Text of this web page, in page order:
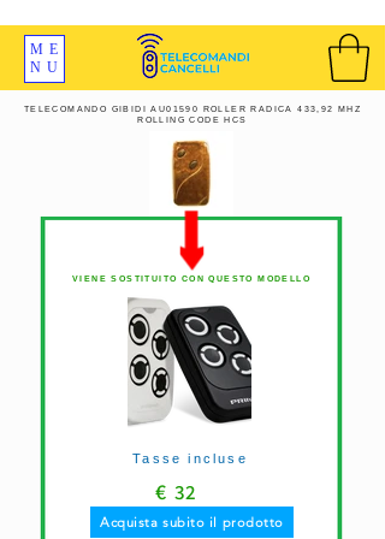
ME
NU
TELECOMANDO GIBIDI AU01590 ROLLER RADICA 433,92 MHZ
ROLLING CODE HCS
VIENE SOSTITUITO CON QUESTO MODELLO
€ 32
Acquista subito il prodotto
Tasse incluse